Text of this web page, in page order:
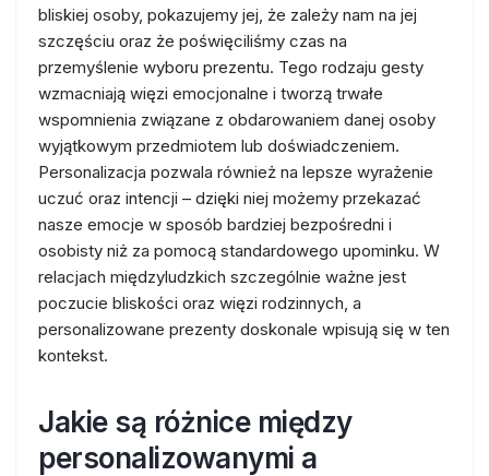
bliskiej osoby, pokazujemy jej, że zależy nam na jej
szczęściu oraz że poświęciliśmy czas na
przemyślenie wyboru prezentu. Tego rodzaju gesty
wzmacniają więzi emocjonalne i tworzą trwałe
wspomnienia związane z obdarowaniem danej osoby
wyjątkowym przedmiotem lub doświadczeniem.
Personalizacja pozwala również na lepsze wyrażenie
uczuć oraz intencji – dzięki niej możemy przekazać
nasze emocje w sposób bardziej bezpośredni i
osobisty niż za pomocą standardowego upominku. W
relacjach międzyludzkich szczególnie ważne jest
poczucie bliskości oraz więzi rodzinnych, a
personalizowane prezenty doskonale wpisują się w ten
kontekst.
Jakie są różnice między
personalizowanymi a